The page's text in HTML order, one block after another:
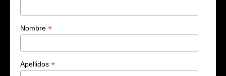
Nombre *
Apellidos *